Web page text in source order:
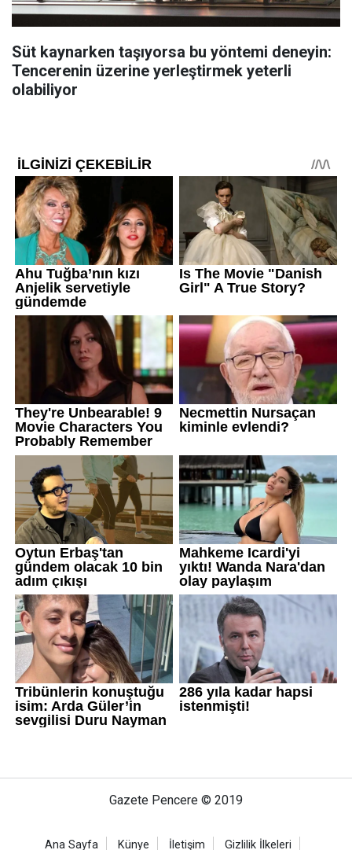
Süt kaynarken taşıyorsa bu yöntemi deneyin:
Tencerenin üzerine yerleştirmek yeterli
olabiliyor
Gazete Pencere © 2019
Ana Sayfa Künye İletişim Gizlilik İlkeleri